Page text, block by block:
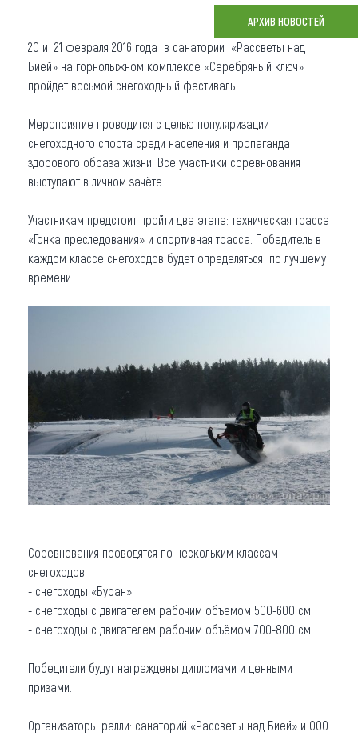
О регионе
Коллекция впечатлений
Другие рубрики
АРХИВ НОВОСТЕЙ
20 и 21 февраля 2016 года в санатории «Рассветы над
Бией» на горнолыжном комплексе «Серебряный ключ»
пройдет восьмой снегоходный фестиваль.
Мероприятие проводится с целью популяризации
снегоходного спорта среди населения и пропаганда
здорового образа жизни. Все участники соревнования
выступают в личном зачёте.
Участникам предстоит пройти два этапа: техническая трасса
«Гонка преследования» и спортивная трасса. Победитель в
каждом классе снегоходов будет определяться по лучшему
времени.
Соревнования проводятся по нескольким классам
снегоходов:
- снегоходы «Буран»;
- снегоходы с двигателем рабочим объёмом 500-600 см;
- снегоходы с двигателем рабочим объёмом 700-800 см.
Победители будут награждены дипломами и ценными
призами.
Организаторы ралли: санаторий «Рассветы над Бией» и ООО